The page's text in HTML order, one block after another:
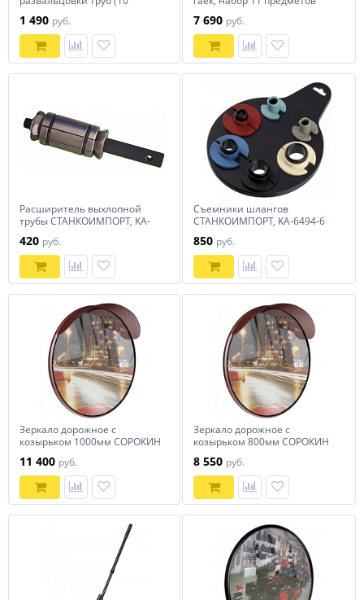
1 490 руб. 7 690 руб.
Расширитель выхлопной
трубы СТАНКОИМПОРТ, KA-
420 руб.
Съемники шлангов
СТАНКОИМПОРТ, KA-6494-6
850 руб.
Зеркало дорожное с
козырьком 1000мм СОРОКИН
11 400 руб.
Зеркало дорожное с
козырьком 800мм СОРОКИН
8 550 руб.